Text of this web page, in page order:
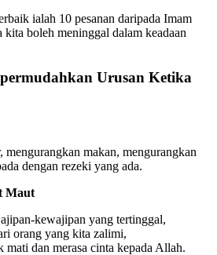
ialah 10 pesanan daripada Imam
kita boleh meninggal dalam keadaan
Urusan Ketika
makan, mengurangkan
dengan rezeki yang ada.
Maut
kewajipan yang tertinggal,
orang yang kita zalimi,
mati dan merasa cinta kepada Allah.